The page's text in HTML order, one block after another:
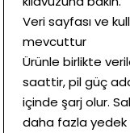
Veri sayfası ve
mevcuttur
Ürünle birlikte
saattir, pil güç
içinde şarj olur.
daha fazla yedek